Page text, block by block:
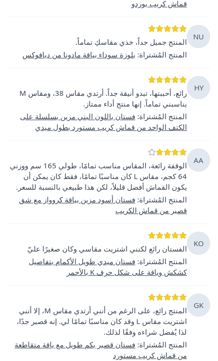
قماش كريب بوردو
NU
المنتج جميل جداً، خذي مقاسكِ تماماً.
المنتج المُشتراة: بلوزة سوداء بياقة مادونا من ديافوكس
HY
رائع، أحببتها، تبدو أنيقة جداً. أرتدي مقاس 38، ومقاس M
يناسبني تماماً. إنها منتج أداء ممتاز.
المنتج المُشتراة: فستان باللون البني مزين بسلسلة على
الكتف الواحد من قماش كريب مستورد بطول ميدي
AA
الوقفة رائعة، المقاس مناسب تمامًا، طولي 165 سم ووزني
64 كجم، مقاس L كان مناسبًا تمامًا، فقط كان يمكن أن
يكون القماش أفضل قليلاً، لكن هذا طبيعي بالنسبة للسعر.
المنتج المُشتراة: فستان أسود مزين بياقة كروواز مع شق
قصير من قماش الكريب
KO
الفستان رائع لكنني اشتريت مقاسي وكان صغيرًا عليّ
المنتج المُشتراة: فستان ميدي طويل الأكمام بتفاصيل
كشكش وياقة على شكل حرف K بالأحمر
GK
المنتج رائع، على الرغم من أنني أرتدي مقاس M، إلا أنني
اشتريت مقاس L وقد كان مناسبًا تمامًا لي. إنه قصير جدًا،
لذا يُفضل شراءه وفقًا لذلك.
المنتج المُشتراة: فستان قصير بكم طويل مع ياقة متقاطعة
من قماش كريب مستورد